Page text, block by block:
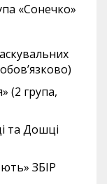
«Сонечко»
(2 група,
та Дошці
ЗБІР